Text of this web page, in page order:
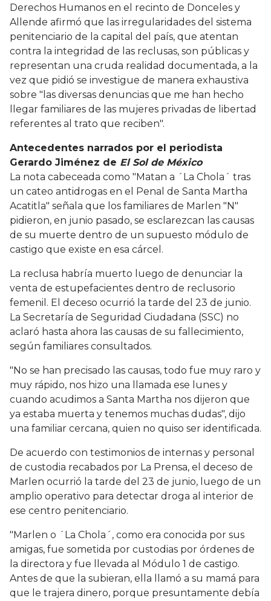
Derechos Humanos en el recinto de Donceles y
Allende afirmó que las irregularidades del sistema
penitenciario de la capital del país, que atentan
contra la integridad de las reclusas, son públicas y
representan una cruda realidad documentada, a la
vez que pidió se investigue de manera exhaustiva
sobre "las diversas denuncias que me han hecho
llegar familiares de las mujeres privadas de libertad
referentes al trato que reciben".
Antecedentes narrados por el periodista
Gerardo Jiménez de El Sol de México
La nota cabeceada como "Matan a ´La Chola´ tras
un cateo antidrogas en el Penal de Santa Martha
Acatitla" señala que los familiares de Marlen "N"
pidieron, en junio pasado, se esclarezcan las causas
de su muerte dentro de un supuesto módulo de
castigo que existe en esa cárcel.
La reclusa habría muerto luego de denunciar la
venta de estupefacientes dentro de reclusorio
femenil. El deceso ocurrió la tarde del 23 de junio.
La Secretaría de Seguridad Ciudadana (SSC) no
aclaró hasta ahora las causas de su fallecimiento,
según familiares consultados.
"No se han precisado las causas, todo fue muy raro y
muy rápido, nos hizo una llamada ese lunes y
cuando acudimos a Santa Martha nos dijeron que
ya estaba muerta y tenemos muchas dudas", dijo
una familiar cercana, quien no quiso ser identificada.
De acuerdo con testimonios de internas y personal
de custodia recabados por La Prensa, el deceso de
Marlen ocurrió la tarde del 23 de junio, luego de un
amplio operativo para detectar droga al interior de
ese centro penitenciario.
"Marlen o ´La Chola´, como era conocida por sus
amigas, fue sometida por custodias por órdenes de
la directora y fue llevada al Módulo 1 de castigo.
Antes de que la subieran, ella llamó a su mamá para
que le trajera dinero, porque presuntamente debía